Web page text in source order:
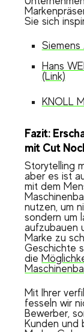
Sie sich
Siemens
Hans
(Link)
KNOLL
Fazit:
mit Cut
Storytelling
aber es ist
mit dem
nutzen, um
sondern um
aufzubauen
Marke zu
Geschichte
die
Mit Ihrer
fesseln wir
Bewerber,
Kunden und